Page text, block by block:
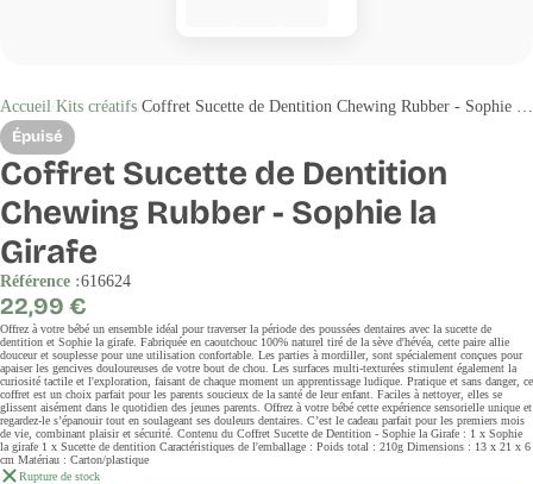
Accueil Kits créatifs Coffret Sucette de Dentition Chewing Rubber - Sophie la Girafe
Épuisé
Coffret Sucette de Dentition
Chewing Rubber - Sophie la
Girafe
Référence :616624
Prix
régulier
22,99 €
Offrez à votre bébé un ensemble idéal pour traverser la période des poussées dentaires avec la sucette de
dentition et Sophie la girafe. Fabriquée en caoutchouc 100% naturel tiré de la sève d'hévéa, cette paire allie
douceur et souplesse pour une utilisation confortable. Les parties à mordiller, sont spécialement conçues pour
apaiser les gencives douloureuses de votre bout de chou. Les surfaces multi-texturées stimulent également la
curiosité tactile et l'exploration, faisant de chaque moment un apprentissage ludique. Pratique et sans danger, ce
coffret est un choix parfait pour les parents soucieux de la santé de leur enfant. Faciles à nettoyer, elles se
glissent aisément dans le quotidien des jeunes parents. Offrez à votre bébé cette expérience sensorielle unique et
regardez-le s’épanouir tout en soulageant ses douleurs dentaires. C’est le cadeau parfait pour les premiers mois
de vie, combinant plaisir et sécurité. Contenu du Coffret Sucette de Dentition - Sophie la Girafe : 1 x Sophie
la girafe 1 x Sucette de dentition Caractéristiques de l'emballage : Poids total : 210g Dimensions : 13 x 21 x 6
cm Matériau : Carton/plastique
Rupture de stock